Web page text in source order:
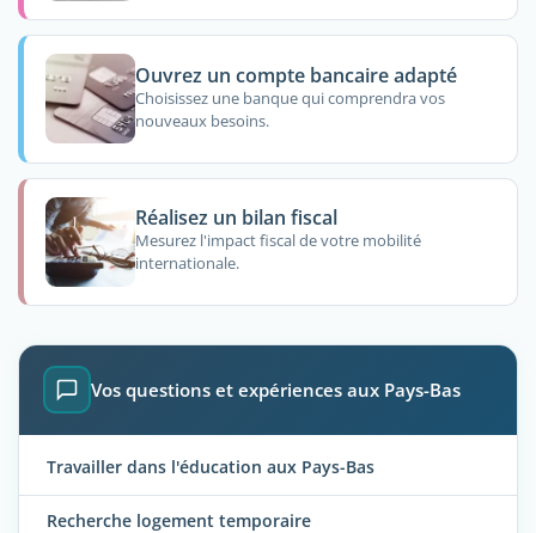
Ouvrez un compte bancaire adapté
Choisissez une banque qui comprendra vos
nouveaux besoins.
Réalisez un bilan fiscal
Mesurez l'impact fiscal de votre mobilité
internationale.
Vos questions et expériences aux Pays-Bas
Travailler dans l'éducation aux Pays-Bas
Recherche logement temporaire